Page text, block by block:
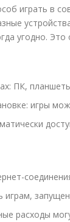
играть в
угодно.
ПК,
игры
играм,
расходы